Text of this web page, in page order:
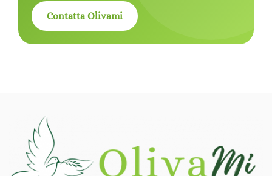
Contatta Olivami